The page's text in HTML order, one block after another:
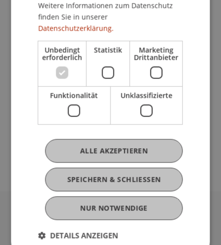
Sommersemester 2025
Universität Liechtenstein
Fürst-Franz-Josef-Strasse
9490 Vaduz
Weitere Informationen zum Datenschutz
finden Sie in unserer
Datenschutzerklärung.
Unbedingt
erforderlich
Statistik Marketing
Drittanbieter
Funktionalität Unklassifizierte
SPEICHERN & SCHLIESSEN
ALLE AKZEPTIEREN
NUR NOTWENDIGE
DETAILS ANZEIGEN